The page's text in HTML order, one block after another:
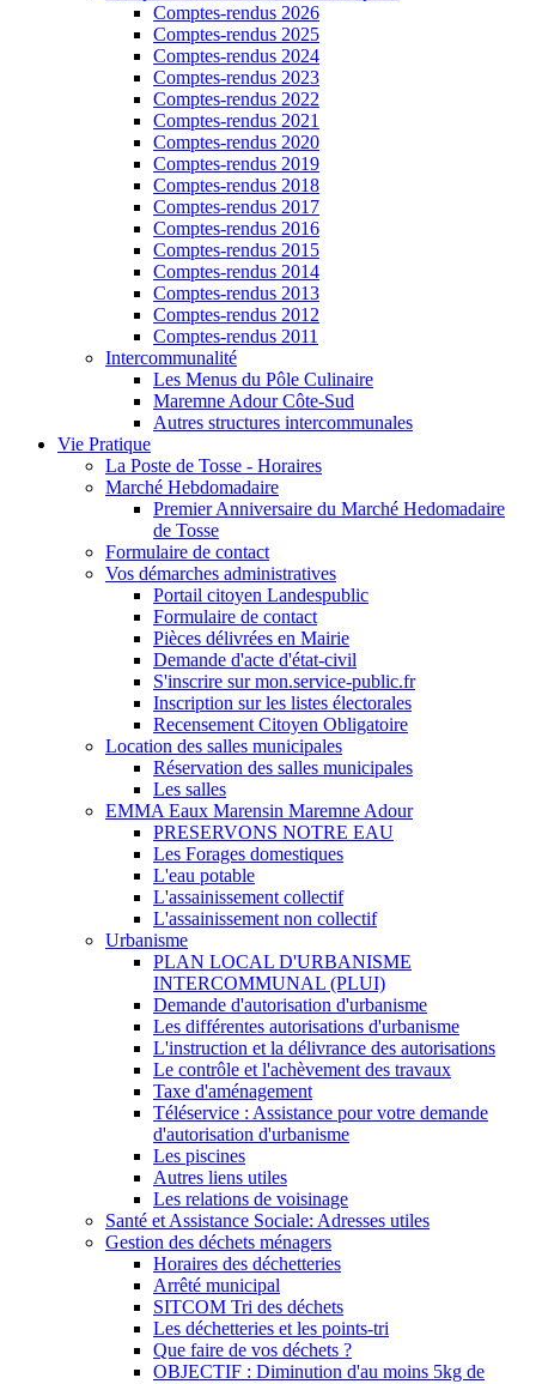
Comptes-rendus 2026
Comptes-rendus 2025
Comptes-rendus 2024
Comptes-rendus 2023
Comptes-rendus 2022
Comptes-rendus 2021
Comptes-rendus 2020
Comptes-rendus 2019
Comptes-rendus 2018
Comptes-rendus 2017
Comptes-rendus 2016
Comptes-rendus 2015
Comptes-rendus 2014
Comptes-rendus 2013
Comptes-rendus 2012
Comptes-rendus 2011
Intercommunalité
Les Menus du Pôle Culinaire
Maremne Adour Côte-Sud
Autres structures intercommunales
Vie Pratique
La Poste de Tosse - Horaires
Marché Hebdomadaire
Premier Anniversaire du Marché Hedomadaire
de Tosse
Formulaire de contact
Vos démarches administratives
Portail citoyen Landespublic
Formulaire de contact
Pièces délivrées en Mairie
Demande d'acte d'état-civil
S'inscrire sur mon.service-public.fr
Inscription sur les listes électorales
Recensement Citoyen Obligatoire
Location des salles municipales
Réservation des salles municipales
Les salles
EMMA Eaux Marensin Maremne Adour
PRESERVONS NOTRE EAU
Les Forages domestiques
L'eau potable
L'assainissement collectif
L'assainissement non collectif
Urbanisme
PLAN LOCAL D'URBANISME
INTERCOMMUNAL (PLUI)
Demande d'autorisation d'urbanisme
Les différentes autorisations d'urbanisme
L'instruction et la délivrance des autorisations
Le contrôle et l'achèvement des travaux
Taxe d'aménagement
Téléservice : Assistance pour votre demande
d'autorisation d'urbanisme
Les piscines
Autres liens utiles
Les relations de voisinage
Santé et Assistance Sociale: Adresses utiles
Gestion des déchets ménagers
Horaires des déchetteries
Arrêté municipal
SITCOM Tri des déchets
Les déchetteries et les points-tri
Que faire de vos déchets ?
OBJECTIF : Diminution d'au moins 5kg de